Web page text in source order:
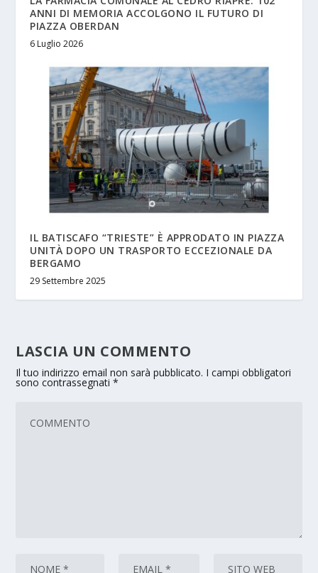
ANNI DI MEMORIA ACCOLGONO IL FUTURO DI
PIAZZA OBERDAN
6 Luglio 2026
IL BATISCAFO “TRIESTE” È APPRODATO IN PIAZZA
UNITÀ DOPO UN TRASPORTO ECCEZIONALE DA
BERGAMO
29 Settembre 2025
LASCIA UN COMMENTO
Il tuo indirizzo email non sarà pubblicato. I campi obbligatori
sono contrassegnati*